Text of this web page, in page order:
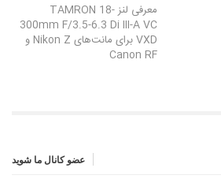
معرفی لنز TAMRON 18-
300mm F/3.5-6.3 Di III-A VC
VXD برای مانت‌های Nikon Z و
Canon RF
عضو کانال ما شوید